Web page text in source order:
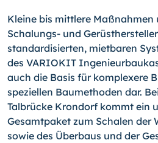
Kleine bis mittlere
Schalungs- und
standardisierten, mietbaren
des VARIOKIT
auch die Basis für komplexere
speziellen Baumethoden dar.
Talbrücke Krondorf kommt ein
Gesamtpaket zum Schalen der
sowie des Überbaus und der